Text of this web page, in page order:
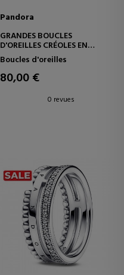
Pandora
GRANDES BOUCLES
D'OREILLES CRÉOLES EN
ARGENT STERLING PANDORA
HEARTS 296319CZ
Boucles d'oreilles
80,00 €
0 revues